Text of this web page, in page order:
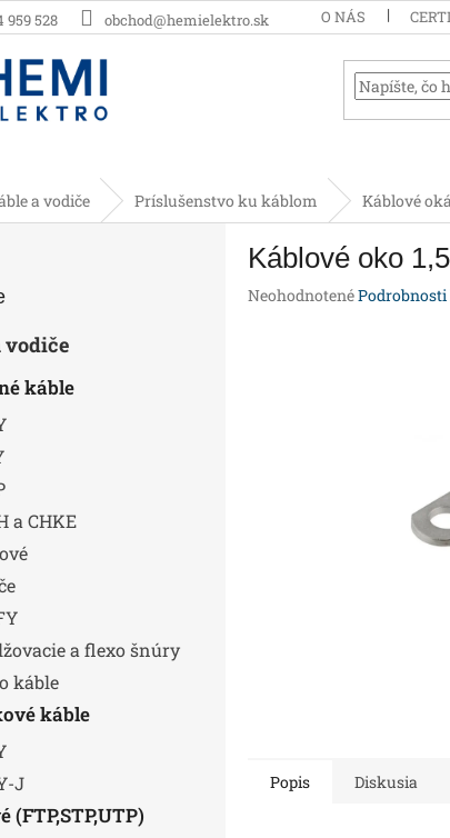
959 528 obchod@hemielektro.sk O NÁS
a vodiče Príslušenstvo ku káblom Káblové
vodiče
káble
a CHKE
a flexo šnúry
káble
káble
J
(FTP,STP,UTP)
Káblové oko
Priemerné
Neohodnotené
Popis Diskusia